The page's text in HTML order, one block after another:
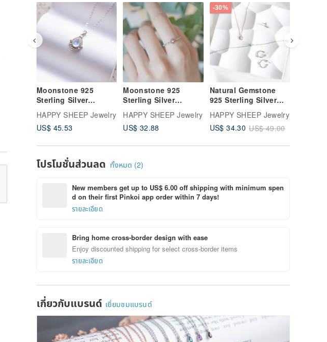
Moonstone 925
Sterling Silver
HAPPY SHEEP Jewelry
US$ 45.53
Moonstone 925
Sterling Silver
Ring, Adjustable
Ring
HAPPY SHEEP Jewelry
US$ 32.88
-30%
Natural Gemstone
925 Sterling Silver
Jewelry Set of 2
Lucky Bag Goody
HAPPY SHEEP Jewelry
US$ 34.30 US$ 49.00
โปรโมชั่นส่วนลด ทั้งหมด (2)
New members get up to US$ 6.00 off shipping with minimum spen
d on their first Pinkoi app order within 7 days!
รายละเอียด
Bring home cross-border design with ease
Enjoy discounted shipping for select cross-border items
รายละเอียด
เกี่ยวกับแบรนด์ เยี่ยมชมแบรนด์